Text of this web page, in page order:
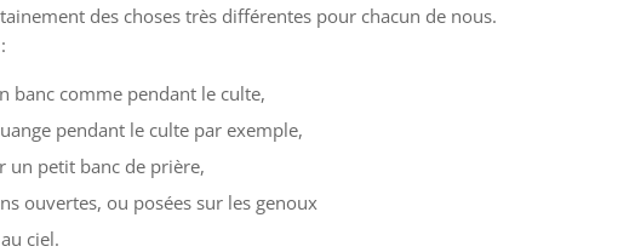
des choses très différentes pour chacun de nous.
banc comme pendant le culte,
pendant le culte par exemple,
un petit banc de prière,
ouvertes, ou posées sur les genoux
ciel.